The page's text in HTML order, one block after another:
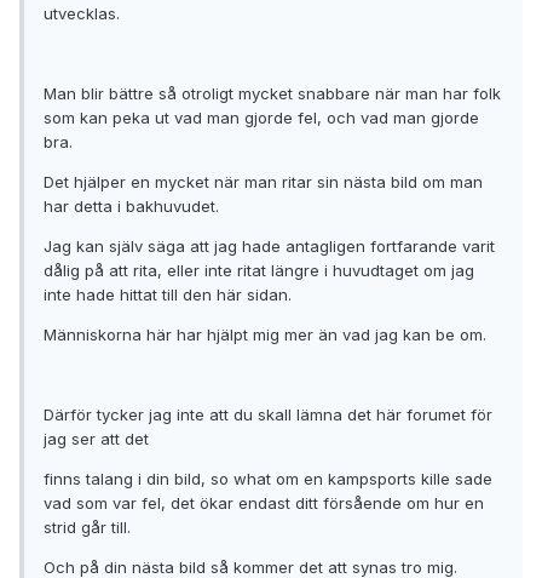
utvecklas.
Man blir bättre så otroligt mycket snabbare när man har folk
som kan peka ut vad man gjorde fel, och vad man gjorde
bra.
Det hjälper en mycket när man ritar sin nästa bild om man
har detta i bakhuvudet.
Jag kan själv säga att jag hade antagligen fortfarande varit
dålig på att rita, eller inte ritat längre i huvudtaget om jag
inte hade hittat till den här sidan.
Människorna här har hjälpt mig mer än vad jag kan be om.
Därför tycker jag inte att du skall lämna det här forumet för
jag ser att det
finns talang i din bild, so what om en kampsports kille sade
vad som var fel, det ökar endast ditt försående om hur en
strid går till.
Och på din nästa bild så kommer det att synas tro mig.